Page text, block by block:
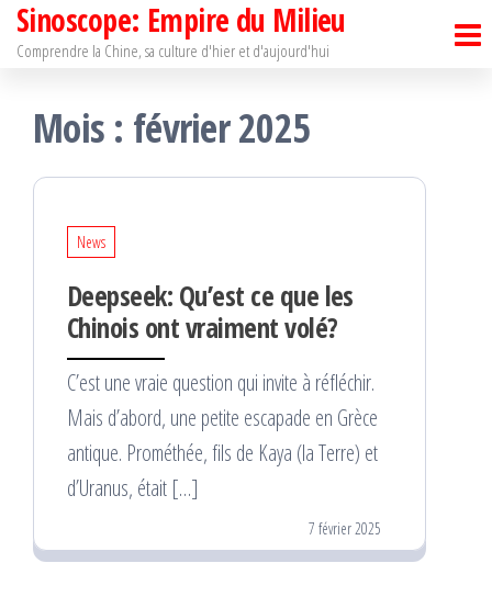
Passer
Sinoscope: Empire du Milieu
Comprendre la Chine, sa culture d'hier et d'aujourd'hui
Mois : février 2025
News
Deepseek: Qu’est ce que les
Chinois ont vraiment volé?
C’est une vraie question qui invite à réfléchir.
Mais d’abord, une petite escapade en Grèce
antique. Prométhée, fils de Kaya (la Terre) et
d’Uranus, était […]
7 février 2025